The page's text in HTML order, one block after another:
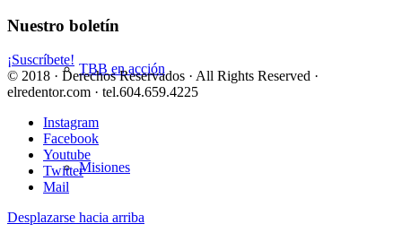
TBB en acción
Misiones
Nuestro boletín
¡Suscríbete!
© 2018 · Derechos Reservados · All Rights Reserved ·
elredentor.com · tel.604.659.4225
Instagram
Facebook
Youtube
Twitter
Mail
Desplazarse hacia arriba